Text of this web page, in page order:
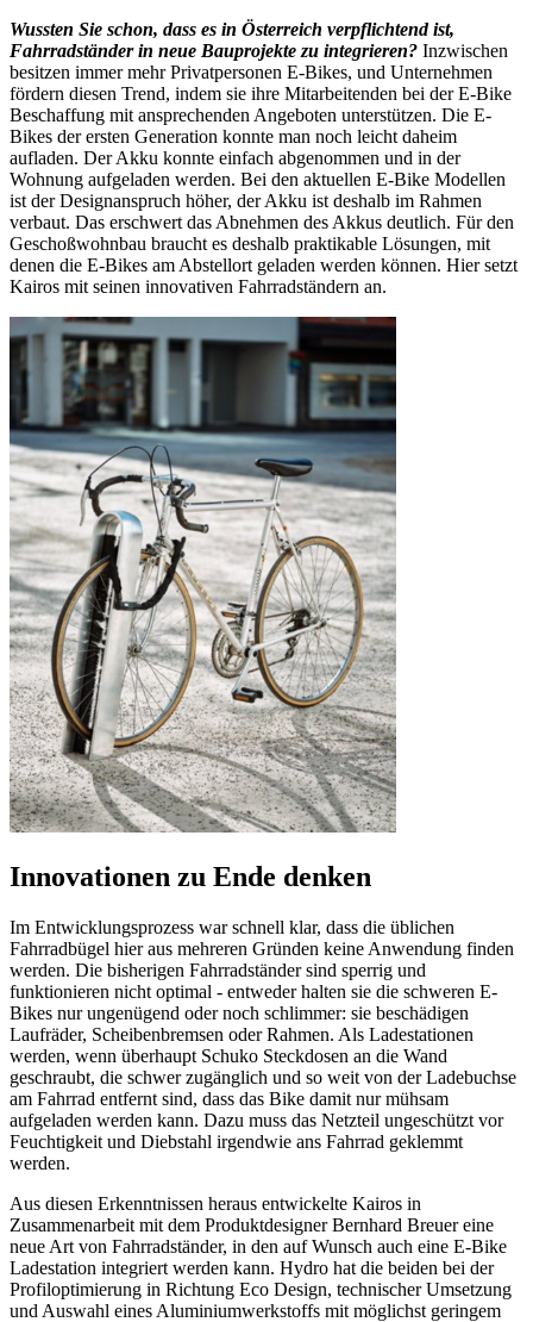
Wussten Sie schon, dass es in Österreich verpflichtend ist,
Fahrradständer in neue Bauprojekte zu integrieren? Inzwischen
besitzen immer mehr Privatpersonen E-Bikes, und Unternehmen
fördern diesen Trend, indem sie ihre Mitarbeitenden bei der E-Bike
Beschaffung mit ansprechenden Angeboten unterstützen. Die E-
Bikes der ersten Generation konnte man noch leicht daheim
aufladen. Der Akku konnte einfach abgenommen und in der
Wohnung aufgeladen werden. Bei den aktuellen E-Bike Modellen
ist der Designanspruch höher, der Akku ist deshalb im Rahmen
verbaut. Das erschwert das Abnehmen des Akkus deutlich. Für den
Geschoßwohnbau braucht es deshalb praktikable Lösungen, mit
denen die E-Bikes am Abstellort geladen werden können. Hier setzt
Kairos mit seinen innovativen Fahrradständern an.
Innovationen zu Ende denken
Im Entwicklungsprozess war schnell klar, dass die üblichen
Fahrradbügel hier aus mehreren Gründen keine Anwendung finden
werden. Die bisherigen Fahrradständer sind sperrig und
funktionieren nicht optimal - entweder halten sie die schweren E-
Bikes nur ungenügend oder noch schlimmer: sie beschädigen
Laufräder, Scheibenbremsen oder Rahmen. Als Ladestationen
werden, wenn überhaupt Schuko Steckdosen an die Wand
geschraubt, die schwer zugänglich und so weit von der Ladebuchse
am Fahrrad entfernt sind, dass das Bike damit nur mühsam
aufgeladen werden kann. Dazu muss das Netzteil ungeschützt vor
Feuchtigkeit und Diebstahl irgendwie ans Fahrrad geklemmt
werden.
Aus diesen Erkenntnissen heraus entwickelte Kairos in
Zusammenarbeit mit dem Produktdesigner Bernhard Breuer eine
neue Art von Fahrradständer, in den auf Wunsch auch eine E-Bike
Ladestation integriert werden kann. Hydro hat die beiden bei der
Profiloptimierung in Richtung Eco Design, technischer Umsetzung
und Auswahl eines Aluminiumwerkstoffs mit möglichst geringem